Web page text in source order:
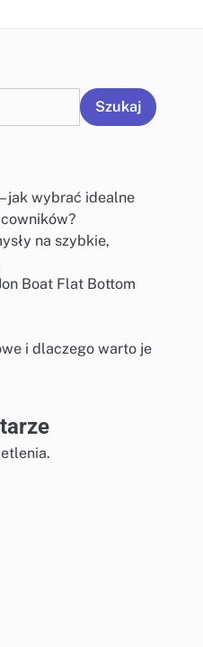
Szukaj
jak wybrać idealne
na szybkie,
Boat Flat Bottom
i dlaczego warto je